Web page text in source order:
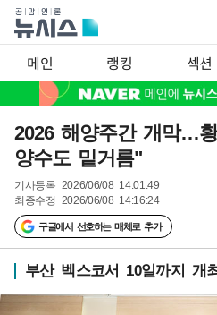
메인 랭킹 섹션
2026 해양주간 개막…
양수도 밑거름"
기사등록 2026/06/08 14:01:49
최종수정 2026/06/08 14:16:24
구글에서 선호하는 매체로 추가
부산 벡스코서 10일까지 개최